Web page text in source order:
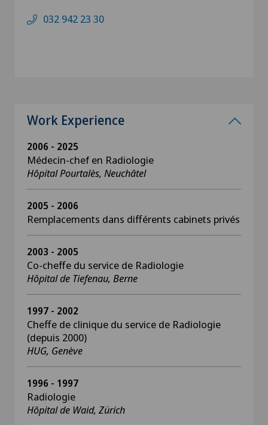
032 942 23 30
Work Experience
2006 - 2025
Médecin-chef en Radiologie
Hôpital Pourtalès, Neuchâtel
2005 - 2006
Remplacements dans différents cabinets privés
2003 - 2005
Co-cheffe du service de Radiologie
Hôpital de Tiefenau, Berne
1997 - 2002
Cheffe de clinique du service de Radiologie
(depuis 2000)
HUG, Genève
1996 - 1997
Radiologie
Hôpital de Waid, Zürich